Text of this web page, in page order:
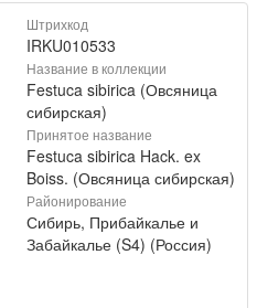
Штрихкод
IRKU010533
Название в коллекции
Festuca sibirica (Овсяница
сибирская)
Принятое название
Festuca sibirica Hack. ex
Boiss. (Овсяница сибирская)
Районирование
Сибирь, Прибайкалье и
Забайкалье (S4) (Россия)